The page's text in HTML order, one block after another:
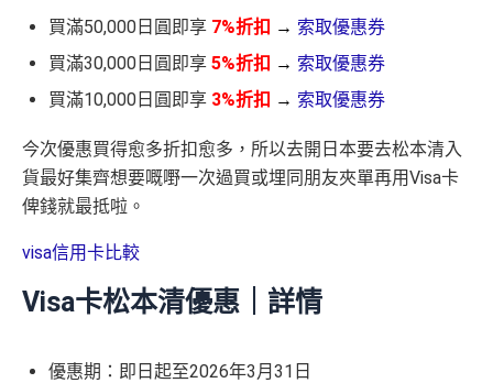
買滿50,000日圓即享 7%折扣 → 索取優惠券
買滿30,000日圓即享 5%折扣 → 索取優惠券
買滿10,000日圓即享 3%折扣 → 索取優惠券
今次優惠買得愈多折扣愈多，所以去開日本要去松本清入
貨最好集齊想要嘅嘢一次過買或埋同朋友夾單再用Visa卡
俾錢就最抵啦。
visa信用卡比較
Visa卡松本清優惠｜詳情
優惠期：即日起至2026年3月31日